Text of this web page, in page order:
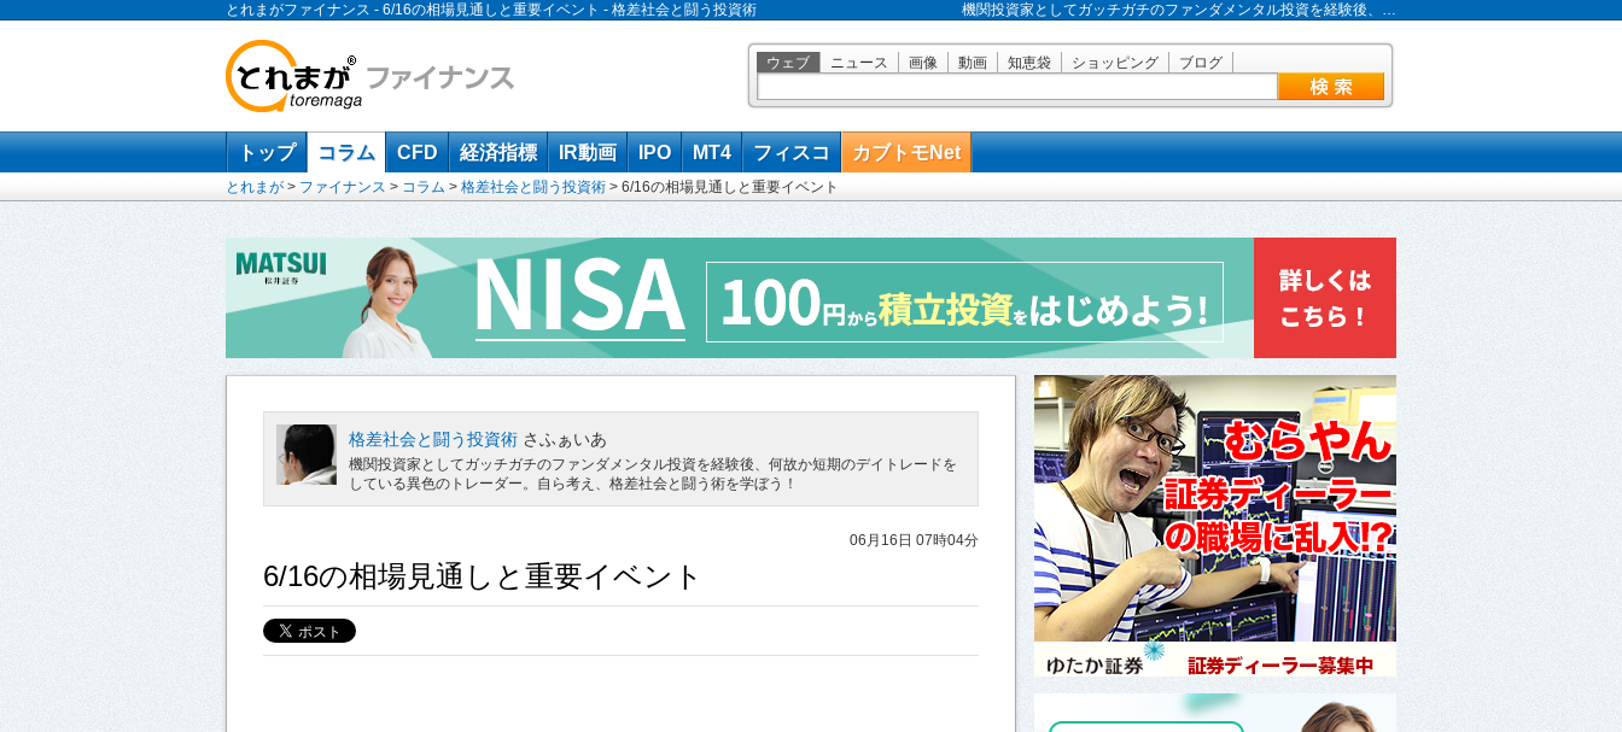
とれまがファイナンス - 6/16の相場見通しと重要イベント - 格差社会と闘う投資術 機関投資家としてガッチガチのファンダメンタル投資を経験後、…
ウェブ ニュース 画像 動画 知恵袋 ショッピング ブログ
トップ コラム CFD 経済指標 IR動画 IPO MT4 フィスコ カブトモNet
とれまが > ファイナンス > コラム > 格差社会と闘う投資術 > 6/16の相場見通しと重要イベント
格差社会と闘う投資術 さふぁいあ
機関投資家としてガッチガチのファンダメンタル投資を経験後、何故か短期のデイトレードを
している異色のトレーダー。自ら考え、格差社会と闘う術を学ぼう！
06月16日 07時04分
6/16の相場見通しと重要イベント